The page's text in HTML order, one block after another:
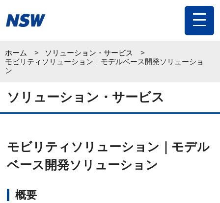
toggle
ホーム
ソリューション・サービス
モビリティソリューション｜モデルベース開発ソリューショ
ン
ソリューション・サービス
モビリティソリューション｜モデル
ベース開発ソリューション
概要